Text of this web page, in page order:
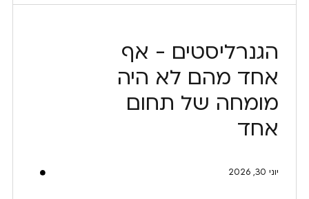
הגנרליסטים - אף
אחד מהם לא היה
מומחה של תחום
אחד
יוני 30, 2026